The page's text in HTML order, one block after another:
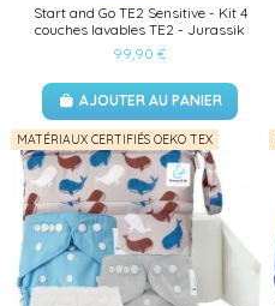
Start and Go TE2 Sensitive - Kit 4
couches lavables TE2 - Jurassik
99,90 €
AJOUTER AU PANIER
MATÉRIAUX CERTIFIÉS OEKO TEX